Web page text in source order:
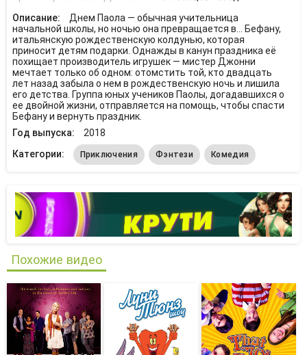
Описание:
Днем Паола — обычная учительница
начальной школы, но ночью она превращается в... Бефану,
итальянскую рождественскую колдунью, которая
приносит детям подарки. Однажды в канун праздника её
похищает производитель игрушек — мистер Джонни
мечтает только об одном: отомстить той, кто двадцать
лет назад забыла о нем в рождественскую ночь и лишила
его детства. Группа юных учеников Паолы, догадавшихся о
ее двойной жизни, отправляется на помощь, чтобы спасти
Бефану и вернуть праздник.
Год выпуска:
2018
Категории:
Приключения Фэнтези Комедия
Похожие видео